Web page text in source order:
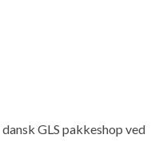
GLS pakkeshop ved